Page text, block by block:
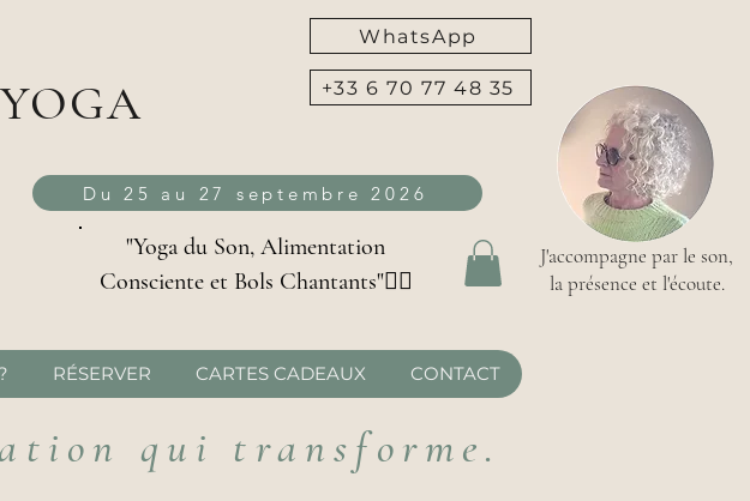
WhatsApp
+33 6 70 77 48 35
Du 25 au 27 septembre 2026
J'accompagne par le son,
la présence et l'écoute.
"Yoga du Son, Alimentation
Consciente et Bols Chantants"👇🏻
RÉSERVER CARTES CADEAUX CONTACT
qui transforme.